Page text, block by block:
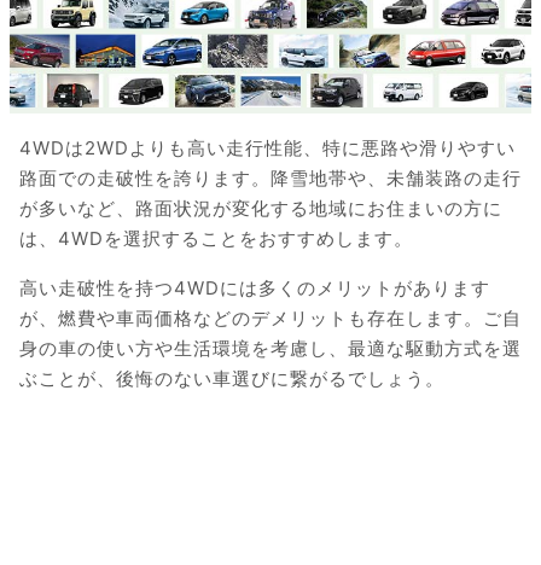
4WDは2WDよりも高い走行性能、特に悪路や滑りやすい
路面での走破性を誇ります。降雪地帯や、未舗装路の走行
が多いなど、路面状況が変化する地域にお住まいの方に
は、4WDを選択することをおすすめします。
高い走破性を持つ4WDには多くのメリットがあります
が、燃費や車両価格などのデメリットも存在します。ご自
身の車の使い方や生活環境を考慮し、最適な駆動方式を選
ぶことが、後悔のない車選びに繋がるでしょう。